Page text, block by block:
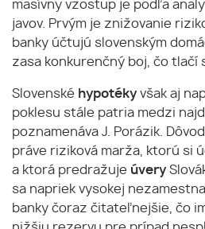
masívny vzostup je podľa
javov. Prvým je znižovanie
banky účtujú slovenským
zasa konkurenčný boj, čo tlačí
Slovenské hypotéky však aj
poklesu stále patria medzi
poznamenáva J. Porázik.
práve riziková marža, ktorú si
a ktorá predražuje úvery
sa napriek vysokej
banky čoraz čitateľnejšie, čo